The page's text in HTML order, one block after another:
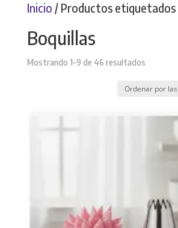
Inicio / Productos etiquetados
Boquillas
Mostrando 1–9 de 46 resultadosSorted